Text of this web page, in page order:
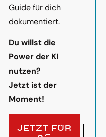
Guide für dich
dokumentiert.
Du willst die
Power der KI
nutzen?
Jetzt ist der
Moment!
JETZT FÜR